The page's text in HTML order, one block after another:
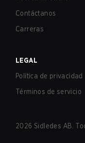
Contáctanos
Carreras
LEGAL
Política de privacidad
Términos de servicio
2026 Sidledes AB.